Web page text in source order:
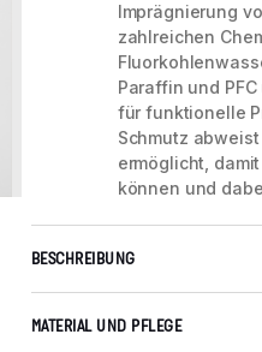
Imprägnierung
zahlreichen
Paraffin und
für funktionelle
Schmutz
ermöglicht,
können und
BESCHREIBUNG
MATERIAL UND PFLEGE